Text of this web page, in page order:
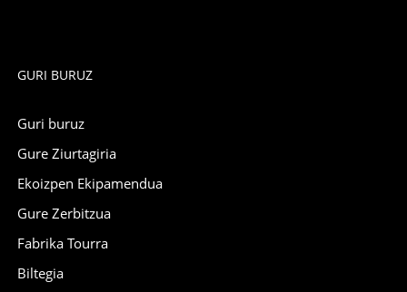
GURI BURUZ
Guri buruz
Gure Ziurtagiria
Ekoizpen Ekipamendua
Gure Zerbitzua
Fabrika Tourra
Biltegia